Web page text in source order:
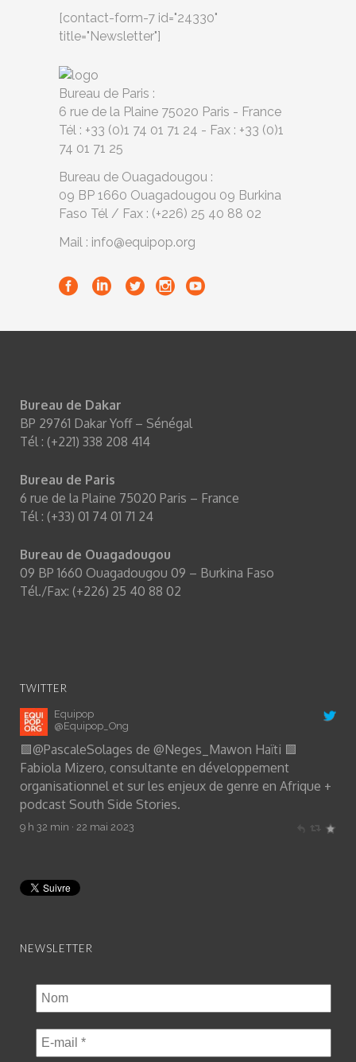
[contact-form-7 id="24330"
title="Newsletter"]
Bureau de Paris :
6 rue de la Plaine 75020 Paris - France
Tél : +33 (0)1 74 01 71 24 - Fax : +33 (0)1
74 01 71 25
Bureau de Ouagadougou :
09 BP 1660 Ouagadougou 09 Burkina
Faso Tél / Fax : (+226) 25 40 88 02
Mail : info@equipop.org
Bureau de Dakar
BP 29761 Dakar Yoff – Sénégal
Tél : (+221) 338 208 414
Bureau de Paris
6 rue de la Plaine 75020 Paris – France
Tél : (+33) 01 74 01 71 24
Bureau de Ouagadougou
09 BP 1660 Ouagadougou 09 – Burkina Faso
Tél./Fax: (+226) 25 40 88 02
TWITTER
Equipop
@Equipop_Ong
🟩@PascaleSolages de @Neges_Mawon Haïti 🟩
Fabiola Mizero, consultante en développement
organisationnel et sur les enjeux de genre en Afrique +
podcast South Side Stories.
9 h 32 min · 22 mai 2023
NEWSLETTER